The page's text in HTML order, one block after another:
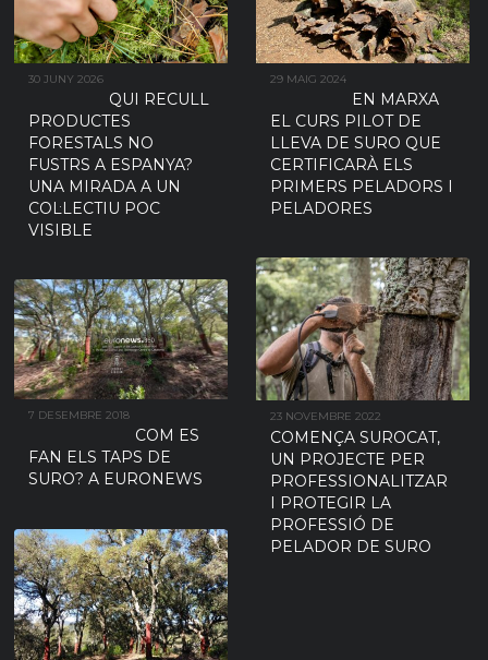
30 JUNY 2026
QUI RECULL
PRODUCTES
FORESTALS NO
FUSTRS A ESPANYA?
UNA MIRADA A UN
COL·LECTIU POC
VISIBLE
29 MAIG 2024
EN MARXA
EL CURS PILOT DE
LLEVA DE SURO QUE
CERTIFICARÀ ELS
PRIMERS PELADORS I
PELADORES
23 NOVEMBRE 2022
COMENÇA SUROCAT,
UN PROJECTE PER
PROFESSIONALITZAR
I PROTEGIR LA
PROFESSIÓ DE
PELADOR DE SURO
7 DESEMBRE 2018
COM ES
FAN ELS TAPS DE
SURO? A EURONEWS